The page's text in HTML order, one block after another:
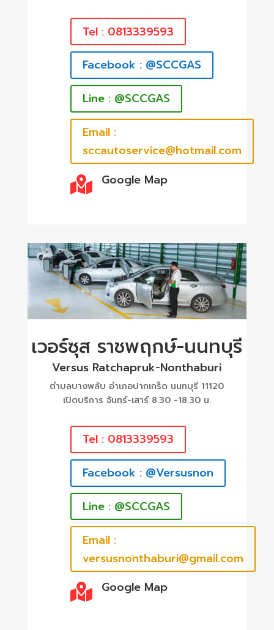
Tel : 0813339593
Facebook : @SCCGAS
Line : @SCCGAS
Email :
sccautoservice@hotmail.com
 Google Map
เวอร์ซุส ราชพฤกษ์-นนทบุรี
Versus Ratchapruk-Nonthaburi
ตำบลบางพลับ อำเภอปากเกร็ด นนทบุรี 11120
เปิดบริการ จันทร์-เสาร์ 8.30 -18.30 น.
Tel : 0813339593
Facebook : @Versusnon
Line : @SCCGAS
Email :
versusnonthaburi@gmail.com
 Google Map